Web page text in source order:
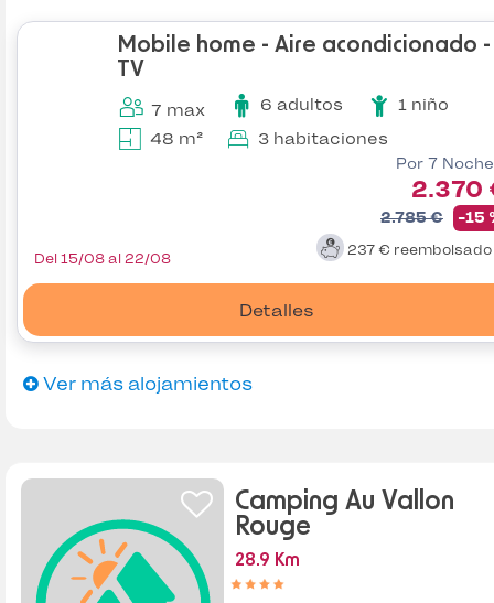
Mobile home - Aire acondicionado -
TV
7 max 6 adultos
1 niño
48 m²
3 habitaciones
Por 7
2.370
2.785 € -15
237 € reembolsado
Detalles
Del 15/08 al 22/08
Ver más alojamientos
Camping Au Vallon
Rouge
28.9 Km